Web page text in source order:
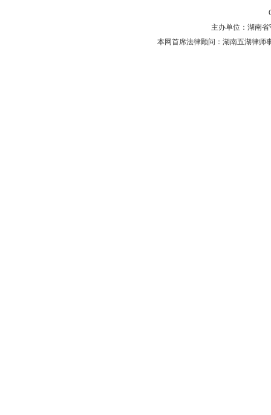
主办单位：湖南省
本网首席法律顾问：湖南五湖律师